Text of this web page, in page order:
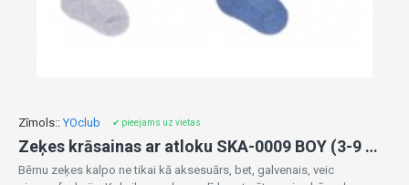
Zīmols:: YOclub ✔ pieejams uz vietas
Zeķes krāsainas ar atloku SKA-0009 BOY (3-9 mēn.)
Bērnu zeķes kalpo ne tikai kā aksesuārs, bet, galvenais, veic